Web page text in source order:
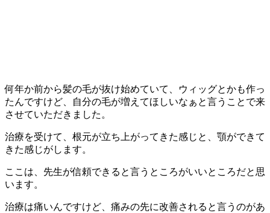
何年か前から髪の毛が抜け始めていて、ウィッグとかも作っ
たんですけど、自分の毛が増えてほしいなぁと言うことで来
させていただきました。
治療を受けて、根元が立ち上がってきた感じと、顎ができて
きた感じがします。
ここは、先生が信頼できると言うところがいいところだと思
います。
治療は痛いんですけど、痛みの先に改善されると言うのがあ